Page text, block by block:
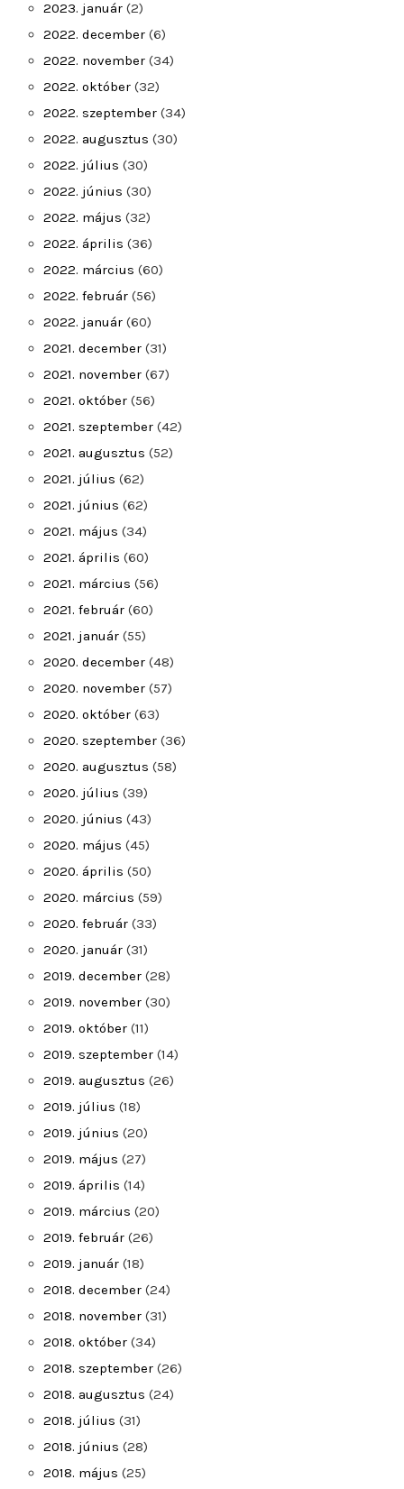
2023. január (2)
2022. december (6)
2022. november (34)
2022. október (32)
2022. szeptember (34)
2022. augusztus (30)
2022. július (30)
2022. június (30)
2022. május (32)
2022. április (36)
2022. március (60)
2022. február (56)
2022. január (60)
2021. december (31)
2021. november (67)
2021. október (56)
2021. szeptember (42)
2021. augusztus (52)
2021. július (62)
2021. június (62)
2021. május (34)
2021. április (60)
2021. március (56)
2021. február (60)
2021. január (55)
2020. december (48)
2020. november (57)
2020. október (63)
2020. szeptember (36)
2020. augusztus (58)
2020. július (39)
2020. június (43)
2020. május (45)
2020. április (50)
2020. március (59)
2020. február (33)
2020. január (31)
2019. december (28)
2019. november (30)
2019. október (11)
2019. szeptember (14)
2019. augusztus (26)
2019. július (18)
2019. június (20)
2019. május (27)
2019. április (14)
2019. március (20)
2019. február (26)
2019. január (18)
2018. december (24)
2018. november (31)
2018. október (34)
2018. szeptember (26)
2018. augusztus (24)
2018. július (31)
2018. június (28)
2018. május (25)